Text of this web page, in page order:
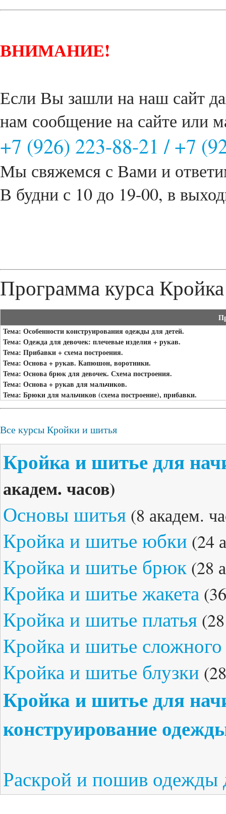
ВНИМАНИЕ!
Если Вы зашли на наш сайт
нам сообщение на сайте или
+7 (926) 223-88-21 /+7
Мы свяжемся с Вами и
В будни с 10 до 19-00, в
Программа курса
Тема: Особенности конструирования одежды для детей.
Тема: Одежда для девочек: плечевые изделия + рукав.
Тема: Прибавки + схема построения.
Тема: Основа + рукав. Капюшон, воротники.
Тема: Основа брюк для девочек. Схема построения.
Тема: Основа + рукав для мальчиков.
Тема: Брюки для мальчиков (схема построение), прибавки.
Все курсы Кройки и шитья
Кройка и шитье для
академ. часов)
Основы шитья (8 академ.
Кройка и шитье юбки (24
Кройка и шитье брюк (28
Кройка и шитье жакета
Кройка и шитье платья
Кройка и шитье сложного
Кройка и шитье блузки
Кройка и шитье для
конструирование
Раскрой и пошив одежды